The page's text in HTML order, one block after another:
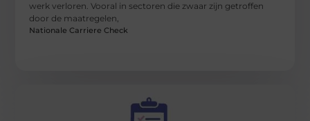
werk verloren. Vooral in sectoren die zwaar zijn getroffen
door de maatregelen,
Nationale Carriere Check